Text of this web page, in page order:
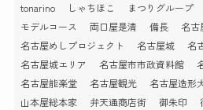
tonarino
しゃちほこ まつりグループ
モデルコース
両口屋是清 備長
名古
名古屋めしプロジェクト
名古屋城
名
名古屋城エリア
名古屋市市政資料館
名古屋能楽堂
名古屋観光 名古屋造形
山本屋総本家
弁天通商店街 御朱印